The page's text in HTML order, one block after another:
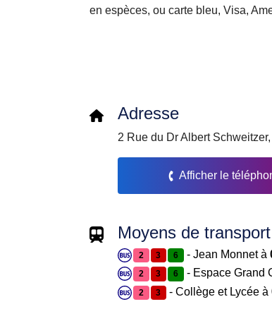
en espèces, ou carte bleu, Visa,
Adresse
2 Rue du Dr Albert
Afficher le
Moyens de transport
2 3 6 - Jean Monnet à
2 3 6 - Espace Grand
2 3 - Collège et Lycée à